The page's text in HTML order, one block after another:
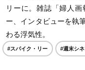
リーに。雑誌「婦人画
ー、インタビューを執
わる浮気性。
#スパイク・リー #週末シ